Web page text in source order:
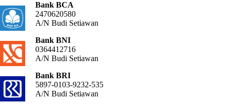
Bank BCA
2470620580
A/N Budi Setiawan
Bank BNI
0364412716
A/N Budi Setiawan
Bank BRI
5897-0103-9232-535
A/N Budi Setiawan